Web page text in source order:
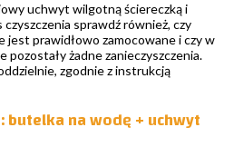
uchwyt wilgotną ściereczką i
czyszczenia sprawdź również, czy
jest prawidłowo zamocowane i czy w
pozostały żadne zanieczyszczenia.
zgodnie z instrukcją
na wodę + uchwyt